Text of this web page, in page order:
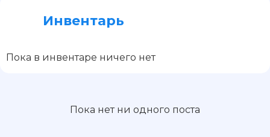
Инвентарь
Пока в инвентаре ничего нет
Пока нет ни одного поста